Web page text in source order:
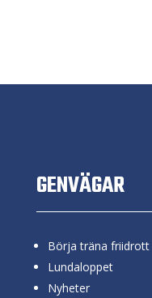
GENVÄGAR
Börja träna friidrott
Lundaloppet
Nyheter